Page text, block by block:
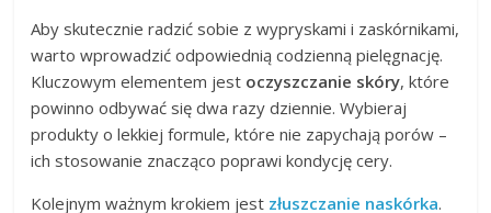
Aby skutecznie radzić sobie z wypryskami i zaskórnikami,
warto wprowadzić odpowiednią codzienną pielęgnację.
Kluczowym elementem jest oczyszczanie skóry, które
powinno odbywać się dwa razy dziennie. Wybieraj
produkty o lekkiej formule, które nie zapychają porów –
ich stosowanie znacząco poprawi kondycję cery.
Kolejnym ważnym krokiem jest złuszczanie naskórka.